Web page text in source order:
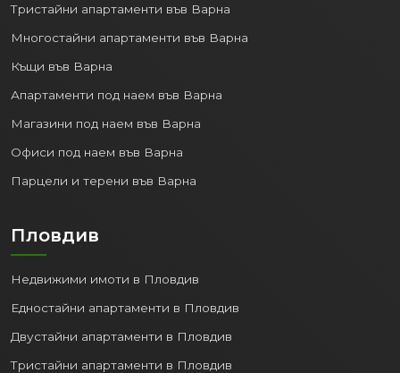
Тристайни апартаменти във Варна
Многостайни апартаменти във Варна
Къщи във Варна
Апартаменти под наем във Варна
Магазини под наем във Варна
Офиси под наем във Варна
Парцели и терени във Варна
Пловдив
Недвижими имоти в Пловдив
Едностайни апартаменти в Пловдив
Двустайни апартаменти в Пловдив
Тристайни апартаменти в Пловдив